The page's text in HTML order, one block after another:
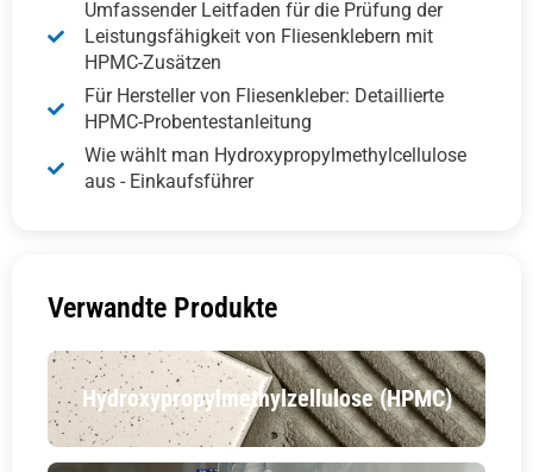
Umfassender Leitfaden für die Prüfung der
Leistungsfähigkeit von Fliesenklebern mit
HPMC-Zusätzen
Für Hersteller von Fliesenkleber: Detaillierte
HPMC-Probentestanleitung
Wie wählt man Hydroxypropylmethylcellulose
aus - Einkaufsführer
Verwandte Produkte
Hydroxypropylmethylzellulose (HPMC)